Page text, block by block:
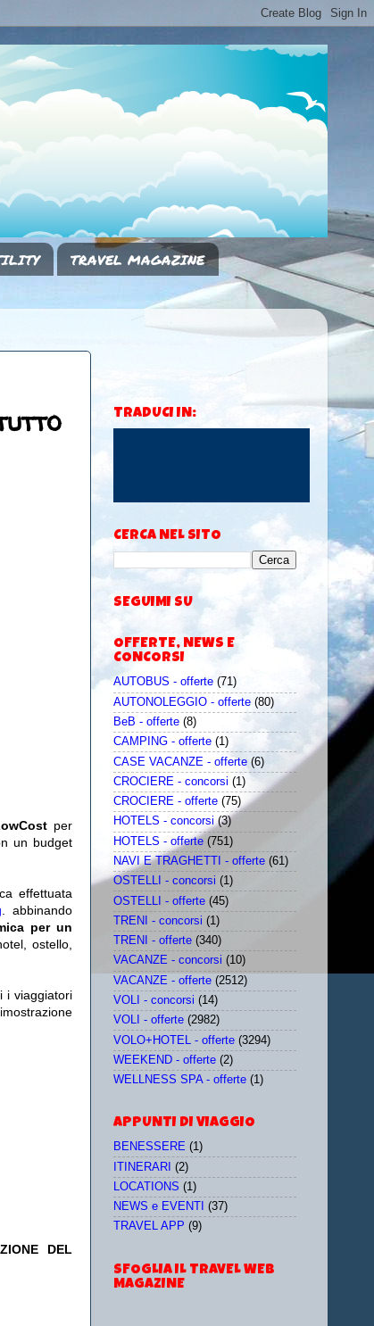
TRAVEL MAGAZINE
per
un budget
effettuata
. abbinando
per un
ostello,
i viaggiatori
DEL
TRADUCI IN:
CERCA NEL SITO
SEGUIMI SU
OFFERTE, NEWS E
CONCORSI
AUTOBUS - offerte (71)
AUTONOLEGGIO - offerte (80)
BeB - offerte (8)
CAMPING - offerte (1)
CASE VACANZE - offerte (6)
CROCIERE - concorsi (1)
CROCIERE - offerte (75)
HOTELS - concorsi (3)
HOTELS - offerte (751)
NAVI E TRAGHETTI - offerte (61)
OSTELLI - concorsi (1)
OSTELLI - offerte (45)
TRENI - concorsi (1)
TRENI - offerte (340)
VACANZE - concorsi (10)
VACANZE - offerte (2512)
VOLI - concorsi (14)
VOLI - offerte (2982)
VOLO+HOTEL - offerte (3294)
WEEKEND - offerte (2)
WELLNESS SPA - offerte (1)
APPUNTI DI VIAGGIO
BENESSERE (1)
ITINERARI (2)
LOCATIONS (1)
NEWS e EVENTI
(37)
TRAVEL APP (9)
SFOGLIA IL TRAVEL WEB
MAGAZINE